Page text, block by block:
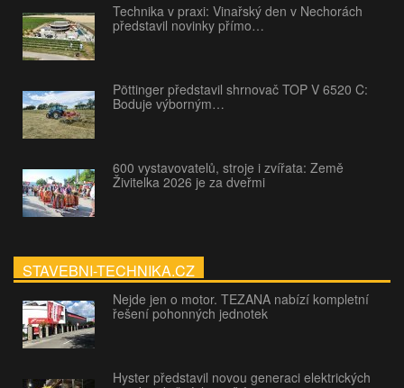
Technika v praxi: Vinařský den v Nechorách
představil novinky přímo…
Pöttinger představil shrnovač TOP V 6520 C:
Boduje výborným…
600 vystavovatelů, stroje i zvířata: Země
Živitelka 2026 je za dveřmi
STAVEBNI-TECHNIKA.CZ
Nejde jen o motor. TEZANA nabízí kompletní
řešení pohonných jednotek
Hyster představil novou generaci elektrických